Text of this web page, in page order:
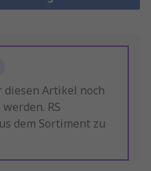
Artikel noch
RS
dem Sortiment zu